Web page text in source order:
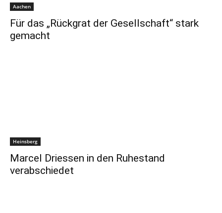
Aachen
Für das „Rückgrat der Gesellschaft“ stark
gemacht
Heinsberg
Marcel Driessen in den Ruhestand
verabschiedet